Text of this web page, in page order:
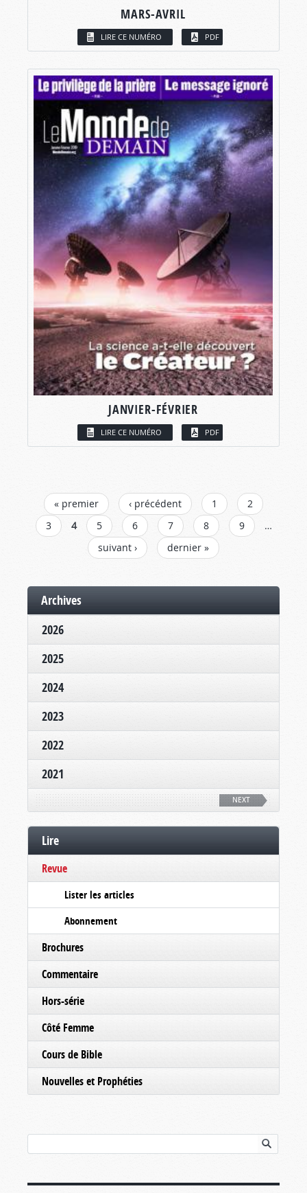
MARS-AVRIL
LIRE CE NUMÉRO PDF
JANVIER-FÉVRIER
LIRE CE NUMÉRO PDF
PAGES« premier ‹ précédent 1
2
3
4 5 6 7 8 9
…
suivant ›
dernier »
Archives
2026
2025
2024
2023
2022
2021
NEXT
Lire
Revue
Lister les articles
Abonnement
Brochures
Commentaire
Hors-série
Côté Femme
Cours de Bible
Nouvelles et Prophéties